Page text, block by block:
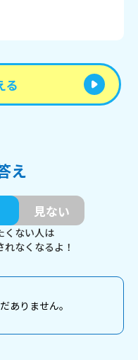
る
え
見ない
くない人は
れなくなるよ！
ありません。